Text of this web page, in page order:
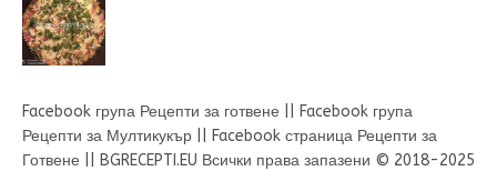
Facebook група Рецепти за готвене
Facebook група
Рецепти за Мултикукър
Facebook страница Рецепти за
Готвене
BGRECEPTI.EU Всички права запазени © 2018-2025